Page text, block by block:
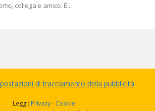
collega e amico. È...
di tracciamento della pubblicità
Leggi: Privacy- Cookie